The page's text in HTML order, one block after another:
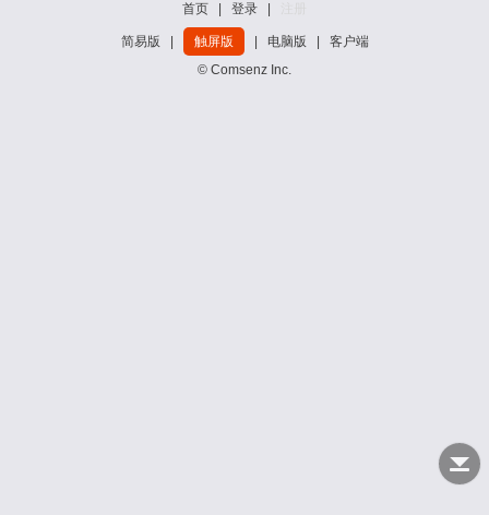
首页 登录
简易版 触屏版 电脑版
客户端
© Comsenz Inc.